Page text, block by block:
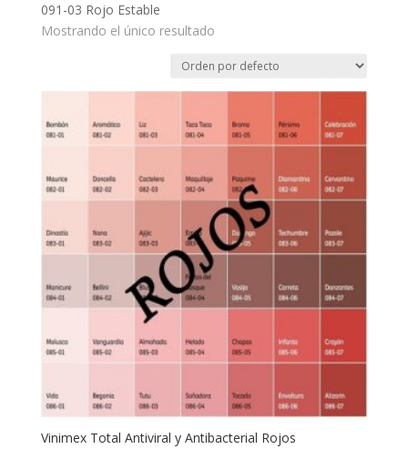
091-03 Rojo Estable
Mostrando el único resultado
Vinimex Total Antiviral y Antibacterial Rojos